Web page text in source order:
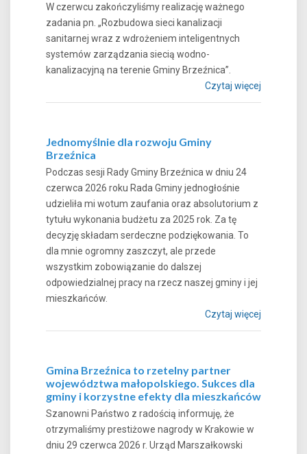
W czerwcu zakończyliśmy realizację ważnego
zadania pn. „Rozbudowa sieci kanalizacji
sanitarnej wraz z wdrożeniem inteligentnych
systemów zarządzania siecią wodno-
kanalizacyjną na terenie Gminy Brzeźnica”.
Czytaj więcej
Jednomyślnie dla rozwoju Gminy
Brzeźnica
Podczas sesji Rady Gminy Brzeźnica w dniu 24
czerwca 2026 roku Rada Gminy jednogłośnie
udzieliła mi wotum zaufania oraz absolutorium z
tytułu wykonania budżetu za 2025 rok. Za tę
decyzję składam serdeczne podziękowania. To
dla mnie ogromny zaszczyt, ale przede
wszystkim zobowiązanie do dalszej
odpowiedzialnej pracy na rzecz naszej gminy i jej
mieszkańców.
Czytaj więcej
Gmina Brzeźnica to rzetelny partner
województwa małopolskiego. Sukces dla
gminy i korzystne efekty dla mieszkańców
Szanowni Państwo z radością informuję, że
otrzymaliśmy prestiżowe nagrody w Krakowie w
dniu 29 czerwca 2026 r. Urząd Marszałkowski